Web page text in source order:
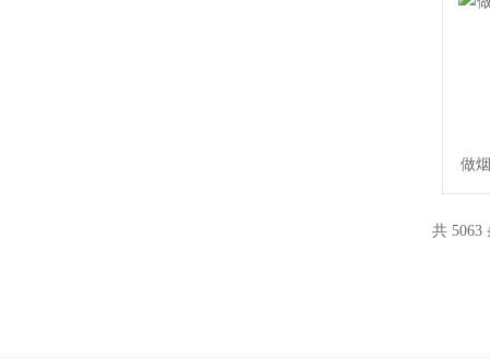
做
共 5063